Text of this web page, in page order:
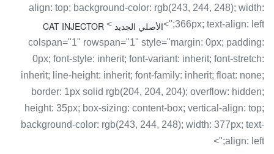
align: top; background-color: rgb(243, 244, 248); width:
366px; text-align: left;">
الأصلي الجديد CAT INJECTOR <
colspan="1" rowspan="1" style="margin: 0px; padding:
0px; font-style: inherit; font-variant: inherit; font-stretch:
inherit; line-height: inherit; font-family: inherit; float: none;
border: 1px solid rgb(204, 204, 204); overflow: hidden;
height: 35px; box-sizing: content-box; vertical-align: top;
background-color: rgb(243, 244, 248); width: 377px; text-
align: left;">